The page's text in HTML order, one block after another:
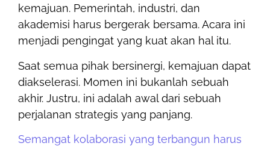
kemajuan. Pemerintah, industri, dan
akademisi harus bergerak bersama. Acara ini
menjadi pengingat yang kuat akan hal itu.
Saat semua pihak bersinergi, kemajuan dapat
diakselerasi. Momen ini bukanlah sebuah
akhir. Justru, ini adalah awal dari sebuah
perjalanan strategis yang panjang.
Semangat kolaborasi yang terbangun harus